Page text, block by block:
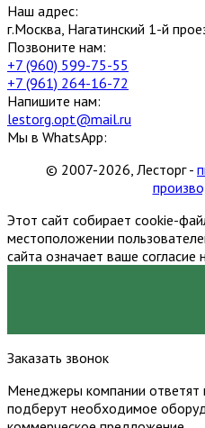
Наш адрес:
г.Москва, Нагатинский 1-й
Позвоните нам:
+7 (960) 599-75-55
+7 (961) 264-16-72
Напишите нам:
lestorg.opt@mail.ru
Мы в WhatsApp:
© 2007-2026, Лесторг -
Этот сайт собирает cookie-
местоположении
сайта означает ваше
Заказать звонок
Менеджеры компании ответят
подберут необходимое